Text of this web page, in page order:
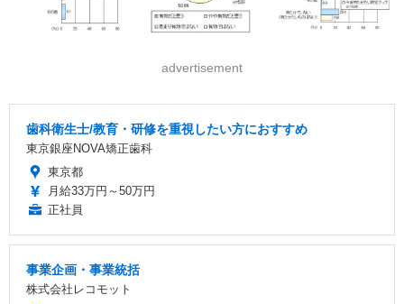
advertisement
歯科衛生士/教育・研修を重視したい方におすすめ
東京銀座NOVA矯正歯科
東京都
月給33万円～50万円
正社員
事業企画・事業統括
株式会社レコモット